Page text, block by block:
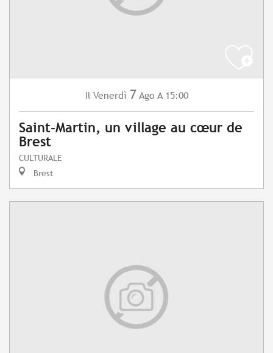
Il Venerdì 7 Ago A 15:00
Saint-Martin, un village au cœur de
Brest
CULTURALE
Brest